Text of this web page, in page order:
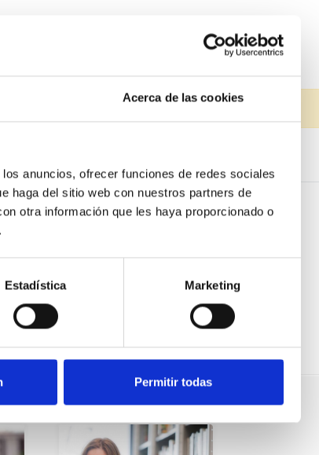
Acerca de las cookies
anuncios, ofrecer funciones de redes sociales
haga del sitio web con nuestros partners de
otra información que les haya proporcionado o
Estadística Marketing
Permitir todas
en las urnas).